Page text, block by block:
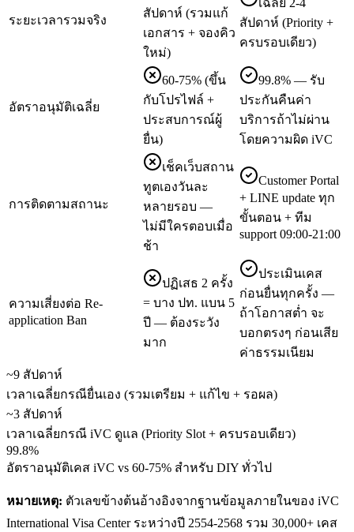
ระยะเวลารวมจริง
สัปดาห์ (รวมแก้
เอกสาร + จองคิว
ใหม่)
สัปดาห์ (Priority +
ครบรอบเดียว)
อัตราอนุมัติเฉลี่ย
60-75% (ขึ้น
กับโปรไฟล์ +
ประสบการณ์ผู้
ยื่น)
99.8% — รับ
ประกันคืนค่า
บริการถ้าไม่ผ่าน
โดยความผิด iVC
การติดตามสถานะ
เช็คเว็บสถาน
ทูตเองวันละ
หลายรอบ —
ไม่มีใครตอบเมื่อ
ช้า
Customer Portal
+ LINE update ทุก
ขั้นตอน + ทีม
support 09:00-21:00
ความเสี่ยงต่อ Re-
application Ban
ปฏิเสธ 2 ครั้ง
= บาง ปท. แบน 5
ปี — ต้องระวัง
มาก
ประเมินเคส
ก่อนยื่นทุกครั้ง —
ถ้าโอกาสต่ำ จะ
บอกตรงๆ ก่อนเสีย
ค่าธรรมเนียม
~9 สัปดาห์
เวลาเฉลี่ยกรณียื่นเอง (รวมเตรียม + แก้ไข + รอผล)
~3 สัปดาห์
เวลาเฉลี่ยกรณี iVC ดูแล (Priority Slot + ครบรอบเดียว)
99.8%
อัตราอนุมัติเคส iVC vs 60-75% สำหรับ DIY ทั่วไป
หมายเหตุ: ตัวเลขข้างต้นอ้างอิงจากฐานข้อมูลภายในของ iVC
International Visa Center ระหว่างปี 2554-2568 รวม 30,000+ เคส